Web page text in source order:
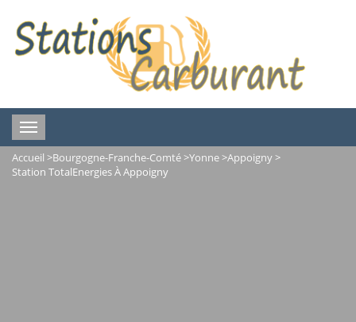
Toggle
navigation
Accueil >Bourgogne-Franche-Comté>Yonne>Appoigny>
Station TotalEnergies À Appoigny